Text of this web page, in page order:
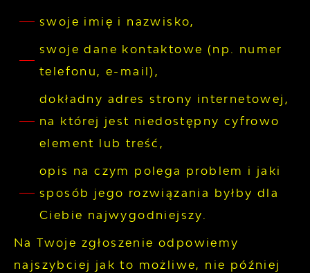
swoje imię i nazwisko,
swoje dane kontaktowe (np. numer
telefonu, e-mail),
dokładny adres strony internetowej,
na której jest niedostępny cyfrowo
element lub treść,
opis na czym polega problem i jaki
sposób jego rozwiązania byłby dla
Ciebie najwygodniejszy.
Na Twoje zgłoszenie odpowiemy
najszybciej jak to możliwe, nie później